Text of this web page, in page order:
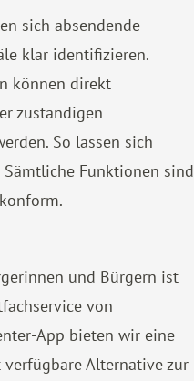
sich absendende
klar identifizieren.
können direkt
zuständigen
So lassen sich
Funktionen sind
und Bürgern ist
von
App bieten wir eine
Alternative zur